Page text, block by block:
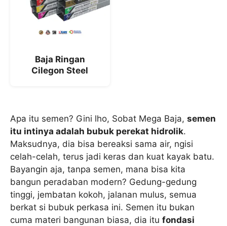
Baja Ringan
Cilegon Steel
Apa itu semen? Gini lho, Sobat Mega Baja, semen
itu intinya adalah bubuk perekat hidrolik.
Maksudnya, dia bisa bereaksi sama air, ngisi
celah-celah, terus jadi keras dan kuat kayak batu.
Bayangin aja, tanpa semen, mana bisa kita
bangun peradaban modern? Gedung-gedung
tinggi, jembatan kokoh, jalanan mulus, semua
berkat si bubuk perkasa ini. Semen itu bukan
cuma materi bangunan biasa, dia itu fondasi